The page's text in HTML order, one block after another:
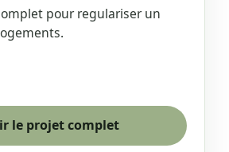
pour regulariser un
le projet complet